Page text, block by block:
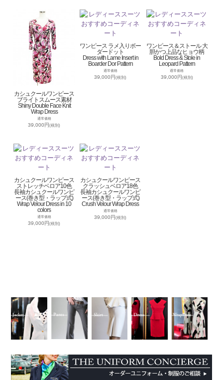
カシュクールワンピース
ブライトスムース素材
Shiny Double Face Knit
Wrap Dress
通常価格
39,000円(税別)
ワンピース ラメ入りボー
ダードット
Dress with Lame Insert in
Boarder Dor Pattern
通常価格
39,000円(税別)
ワンピース＆ストール 大
胆かつ上品なヒョウ柄
Bold Dress & Stole in
Leopard Pattern
通常価格
39,000円(税別)
カシュクールワンピース
ストレッチベロア10色
長袖カシュクールワンピ
ース(巻き型・ラップ式)
Wrap Velour Dress in 10
colors
通常価格
39,000円(税別)
カシュクールワンピース
クラッシュベロア18色
長袖カシュクールワンピ
ース(巻き型・ラップ式)
Crush Velour Wrap Dress
通常価格
39,000円(税別)